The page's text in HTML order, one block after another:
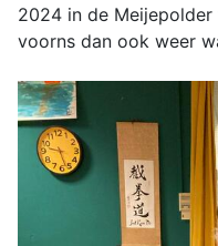
2024 in de
voorns dan ook weer